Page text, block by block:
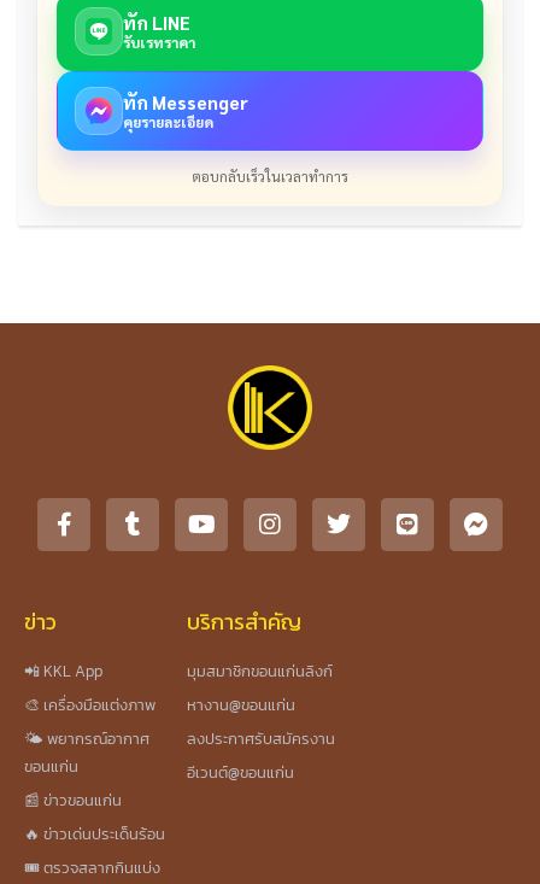
ทัก LINE
รับเรทราคา
ทัก Messenger
คุยรายละเอียด
ตอบกลับเร็วในเวลาทำการ
ข่าว
📲 KKL App
🎨 เครื่องมือแต่งภาพ
🌤️ พยากรณ์อากาศ
ขอนแก่น
📰 ข่าวขอนแก่น
🔥 ข่าวเด่นประเด็นร้อน
🎟️ ตรวจสลากกินแบ่ง
บริการสำคัญ
มุมสมาชิกขอนแก่นลิงก์
หางาน@ขอนแก่น
ลงประกาศรับสมัครงาน
อีเวนต์@ขอนแก่น